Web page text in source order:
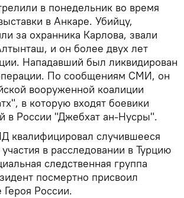
в понедельник во время
в Анкаре. Убийцу,
за охранника Карлова, звали
и он более двух лет
Нападавший был ликвидирован
По сообщениям СМИ, он
вооруженной коалиции
в которую входят боевики
в России "Джебхат ан-Нусры".
квалифицировал случившееся
в расследовании в Турцию
следственная группа
посмертно присвоил
Героя России.